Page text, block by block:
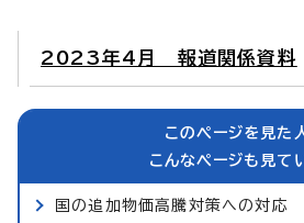
2023年4月 報道関係資料
このページを見た
こんなページも見て
国の追加物価高騰対策への対応